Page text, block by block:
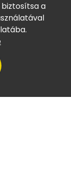
biztosítsa a